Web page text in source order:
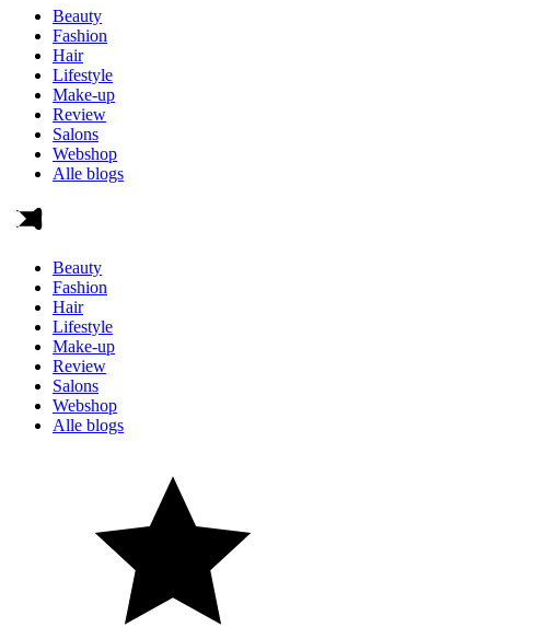
Beauty
Fashion
Hair
Lifestyle
Make-up
Review
Salons
Webshop
Alle blogs
Beauty
Fashion
Hair
Lifestyle
Make-up
Review
Salons
Webshop
Alle blogs